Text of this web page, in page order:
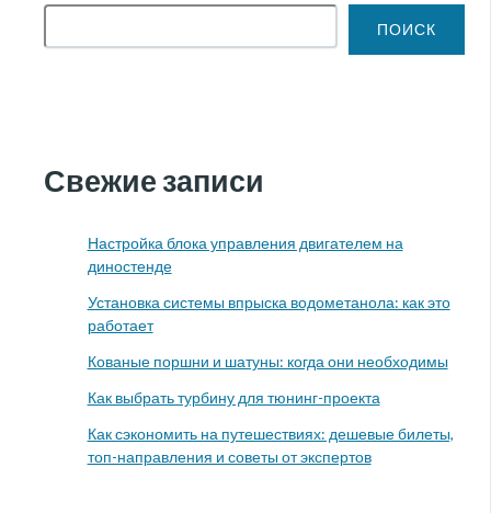
ПОИСК
Свежие записи
Настройка блока управления двигателем на
диностенде
Установка системы впрыска водометанола: как это
работает
Кованые поршни и шатуны: когда они необходимы
Как выбрать турбину для тюнинг-проекта
Как сэкономить на путешествиях: дешевые билеты,
топ-направления и советы от экспертов